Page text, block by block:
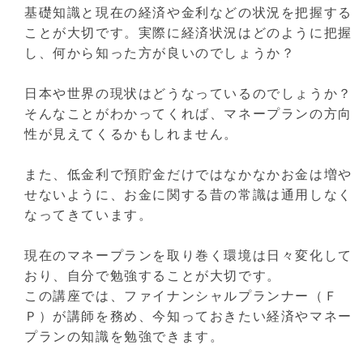
基礎知識と現在の経済や金利などの状況を把握する
ことが大切です。実際に経済状況はどのように把握
し、何から知った方が良いのでしょうか？
日本や世界の現状はどうなっているのでしょうか？
そんなことがわかってくれば、マネープランの方向
性が見えてくるかもしれません。
また、低金利で預貯金だけではなかなかお金は増や
せないように、お金に関する昔の常識は通用しなく
なってきています。
現在のマネープランを取り巻く環境は日々変化して
おり、自分で勉強することが大切です。
この講座では、ファイナンシャルプランナー（Ｆ
Ｐ）が講師を務め、今知っておきたい経済やマネー
プランの知識を勉強できます。